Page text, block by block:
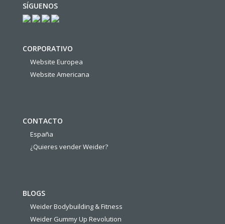
SÍGUENOS
CORPORATIVO
Website Europea
Website Americana
CONTACTO
España
¿Quieres vender Weider?
BLOGS
Weider Bodybuilding & Fitness
Weider Gummy Up Revolution